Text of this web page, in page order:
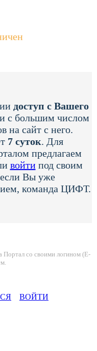
доступ с Вашего
с большим числом
на сайт с него.
7 суток. Для
предлагаем
войтипод своим
Вы уже
команда ЦИФТ.
Портал со своими логином (E-
ВОЙТИ